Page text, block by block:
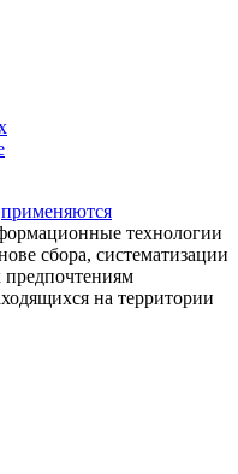
применяются
технологии
сбора, систематизации
предпочтениям
на территории